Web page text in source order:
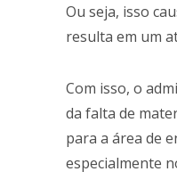
Ou seja, isso
resulta em um
Com isso, o
da falta de
para a área de
especialmente